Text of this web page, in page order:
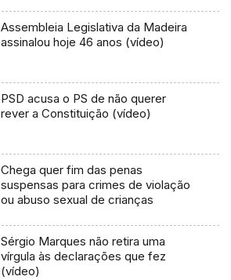
Assembleia Legislativa da Madeira
assinalou hoje 46 anos (vídeo)
PSD acusa o PS de não querer
rever a Constituição (vídeo)
Chega quer fim das penas
suspensas para crimes de violação
ou abuso sexual de crianças
Sérgio Marques não retira uma
vírgula às declarações que fez
(vídeo)